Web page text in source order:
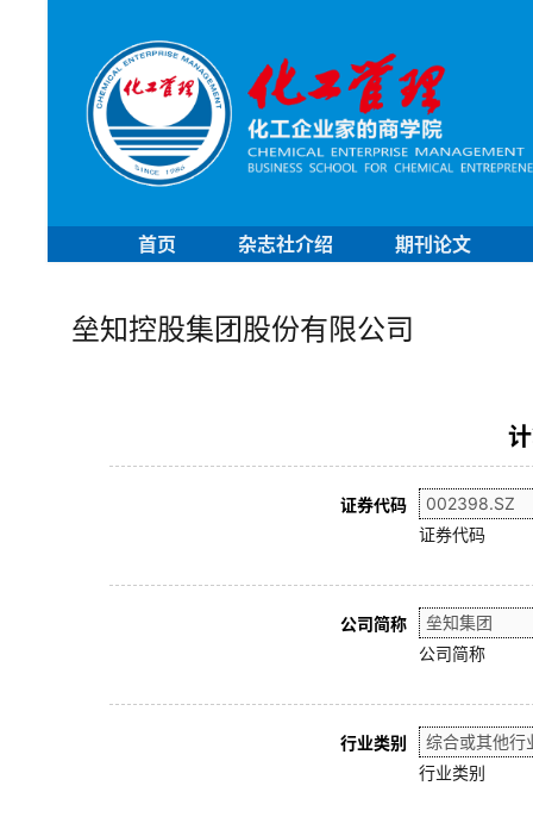
首页 杂志社介绍 期刊论文
垒知控股集团股份有限公司
证券代码
证券代码
公司简称
公司简称
行业类别
行业类别